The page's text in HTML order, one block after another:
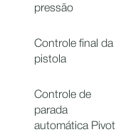
pressão
Controle final da
pistola
Controle de
parada
automática Pivot